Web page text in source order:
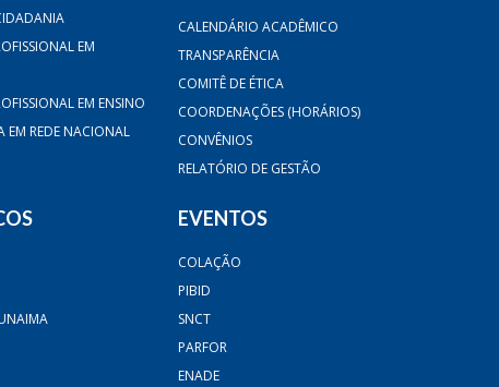
EM
EM ENSINO
EM REDE NACIONAL
CALENDÁRIO ACADÊMICO
TRANSPARÊNCIA
COMITÊ DE ÉTICA
COORDENAÇÕES (HORÁRIOS)
CONVÊNIOS
RELATÓRIO DE GESTÃO
EVENTOS
COLAÇÃO
PIBID
SNCT
PARFOR
ENADE